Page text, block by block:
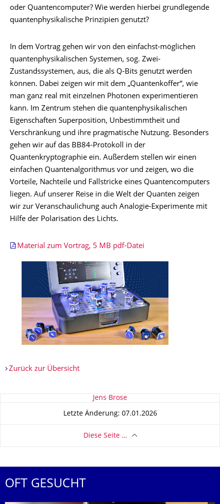
oder Quantencomputer? Wie werden hierbei grundlegende
quantenphysikalische Prinzipien genutzt?
In dem Vortrag gehen wir von den einfachst-möglichen
quantenphysikalischen Systemen, sog. Zwei-
Zustandssystemen, aus, die als Q-Bits genutzt werden
können. Dabei zeigen wir mit dem „Quantenkoffer“, wie
man ganz real mit einzelnen Photonen experimentieren
kann. Im Zentrum stehen die quantenphysikalischen
Eigenschaften Superposition, Unbestimmtheit und
Verschränkung und ihre pragmatische Nutzung. Besonders
gehen wir auf das BB84-Protokoll in der
Quantenkryptographie ein. Außerdem stellen wir einen
einfachen Quantenalgorithmus vor und zeigen, wo die
Vorteile, Nachteile und Fallstricke eines Quantencomputers
liegen. Auf unserer Reise in die Welt der Quanten zeigen
wir zur Veranschaulichung auch Analogie-Experimente mit
Hilfe der Polarisation des Lichts.
Material zum Vortrag, 5 MB pdf-Datei
Zurück zur Übersicht
Zu dieser Seite Jens Brose
Letzte Änderung: 07.01.2026
Diese Seite …
OFT GESUCHT